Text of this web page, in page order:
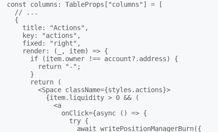
const columns: TableProps["columns"] = [
  // ...
  {
    title: "Actions",
    key: "actions",
    fixed: "right",
    render: (_, item) => {
      if (item.owner !== account?.address) {
        return "-";
      }
      return (
        <Space className={styles.actions}>
          {item.liquidity > 0 && (
            <a
              onClick={async () => {
                try {
                  await writePositionManagerBurn({